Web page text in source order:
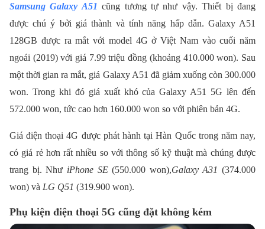
Samsung Galaxy A51 cũng tương tự như vậy. Thiết bị đang
được chú ý bởi giá thành và tính năng hấp dẫn. Galaxy A51
128GB được ra mắt với model 4G ở Việt Nam vào cuối năm
ngoái (2019) với giá 7.99 triệu đồng (khoảng 410.000 won). Sau
một thời gian ra mắt, giá Galaxy A51 đã giảm xuống còn 300.000
won. Trong khi đó giá xuất khó của Galaxy A51 5G lên đến
572.000 won, tức cao hơn 160.000 won so với phiên bản 4G.
Giá điện thoại 4G được phát hành tại Hàn Quốc trong năm nay,
có giá rẻ hơn rất nhiều so với thông số kỹ thuật mà chúng được
trang bị. Như iPhone SE(550.000 won),Galaxy A31 (374.000
won) và LG Q51 (319.900 won).
Phụ kiện điện thoại 5G cũng đặt không kém